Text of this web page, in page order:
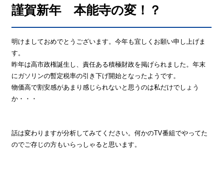
謹賀新年 本能寺の変！？
明けましておめでとうございます。今年も宜しくお願い申し上げま
す。
昨年は高市政権誕生し、責任ある積極財政を掲げられました。年末
にガソリンの暫定税率の引き下げ開始となったようです。
物価高で割安感があまり感じられないと思うのは私だけでしょう
か・・・
話は変わりますが分析してみてください。何かのTV番組でやってた
のでご存じの方もいらっしゃると思います。